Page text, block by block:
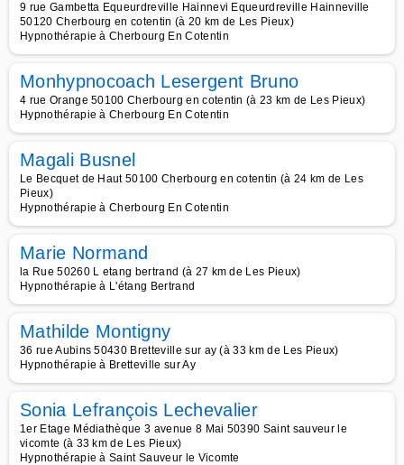
9 rue Gambetta Equeurdreville Hainnevi Equeurdreville Hainneville
50120 Cherbourg en cotentin (à 20 km de Les Pieux)
Hypnothérapie à Cherbourg En Cotentin
Monhypnocoach Lesergent Bruno
4 rue Orange 50100 Cherbourg en cotentin (à 23 km de Les Pieux)
Hypnothérapie à Cherbourg En Cotentin
Magali Busnel
Le Becquet de Haut 50100 Cherbourg en cotentin (à 24 km de Les
Pieux)
Hypnothérapie à Cherbourg En Cotentin
Marie Normand
la Rue 50260 L etang bertrand (à 27 km de Les Pieux)
Hypnothérapie à L'étang Bertrand
Mathilde Montigny
36 rue Aubins 50430 Bretteville sur ay (à 33 km de Les Pieux)
Hypnothérapie à Bretteville sur Ay
Sonia Lefrançois Lechevalier
1er Etage Médiathèque 3 avenue 8 Mai 50390 Saint sauveur le
vicomte (à 33 km de Les Pieux)
Hypnothérapie à Saint Sauveur le Vicomte